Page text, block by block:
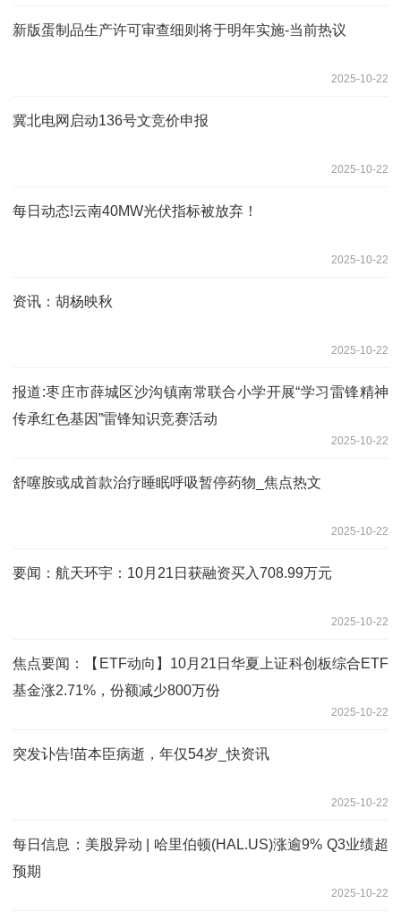
新版蛋制品生产许可审查细则将于明年实施-当前热议
2025-10-22
冀北电网启动136号文竞价申报
2025-10-22
每日动态!云南40MW光伏指标被放弃！
2025-10-22
资讯：胡杨映秋
2025-10-22
报道:枣庄市薛城区沙沟镇南常联合小学开展“学习雷锋精神
传承红色基因”雷锋知识竞赛活动
2025-10-22
舒噻胺或成首款治疗睡眠呼吸暂停药物_焦点热文
2025-10-22
要闻：航天环宇：10月21日获融资买入708.99万元
2025-10-22
焦点要闻：【ETF动向】10月21日华夏上证科创板综合ETF
基金涨2.71%，份额减少800万份
2025-10-22
突发讣告!苗本臣病逝，年仅54岁_快资讯
2025-10-22
每日信息：美股异动 | 哈里伯顿(HAL.US)涨逾9% Q3业绩超
预期
2025-10-22